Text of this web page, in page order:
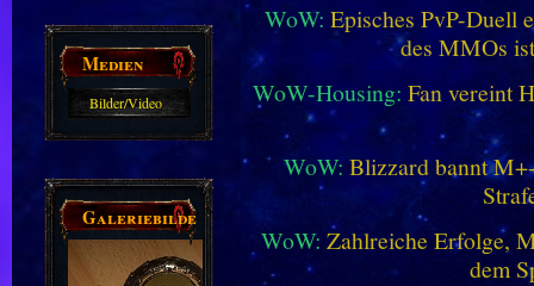
Medien
Bilder/Video
Galeriebilder
WoW: Episches PvP-Duell
des MMOs
WoW-Housing: Fan vereint
WoW:Blizzard bannt
WoW: Zahlreiche Erfolge,
dem